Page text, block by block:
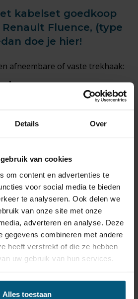
Details Over
van cookies
om content en advertenties te
voor social media te bieden
te analyseren. Ook delen we
van onze site met onze
adverteren en analyse. Deze
gegevens combineren met andere
heeft verstrekt of die ze hebben
uw gebruik van hun services.
Alles toestaan
kabelset goedkoop
Fluence, (type
doe je hier!
afneembare of vaste trekhaak:
:
en is makkelijk in gebruik.
opgeborgen in de kofferbak als
trekhaak is na afname
dat een trekhaak
systeem wat de lijnen van de
de kofferbak.